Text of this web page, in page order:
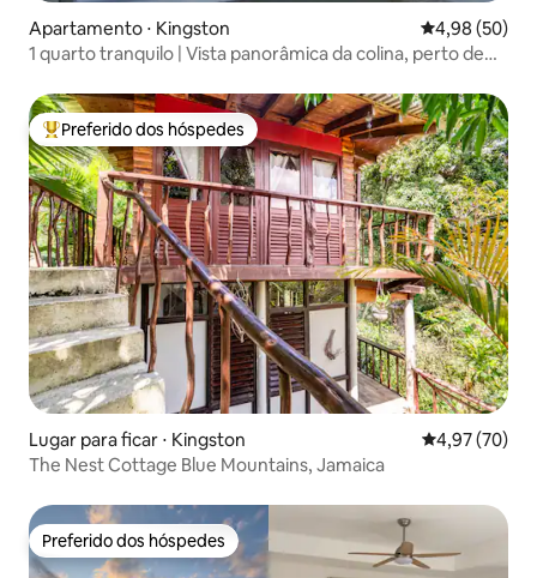
Apartamento ⋅ Kingston 4,98 de uma
4,98 (50)
1 quarto tranquilo | Vista panorâmica da colina, perto de
Entre os melhores preferidos dos hóspedes
Preferido dos hóspedes
Lugar para ficar ⋅ Kingston 4,97 de uma
4,97 (70)
The Nest Cottage Blue Mountains, Jamaica
Preferido dos hóspedes
Preferido dos hóspedes